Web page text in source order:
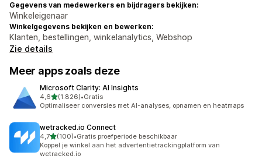
Gegevens van medewerkers en bijdragers bekijken:
Winkeleigenaar
Winkelgegevens bekijken en bewerken:
Klanten, bestellingen, winkelanalytics, Webshop
Zie details
Meer apps zoals deze
Microsoft Clarity: AI Insights
4,6van 5 sterren
(1.826)
1826 recensies in totaal
•Gratis
Optimaliseer conversies met AI-analyses, opnamen en heatmaps
wetracked.io Connect
4,7van 5 sterren
(100)
100 recensies in totaal
•Gratis proefperiode beschikbaar
Koppel je winkel aan het advertentietrackingplatform van
wetracked.io